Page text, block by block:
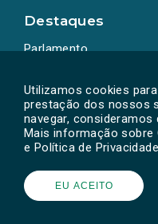
Utilizamos cookies
prestação dos nossos
navegar,
Mais informação sobre
e Política de
EU ACEITO
Destaques
Parlamento
Powered by © PAN